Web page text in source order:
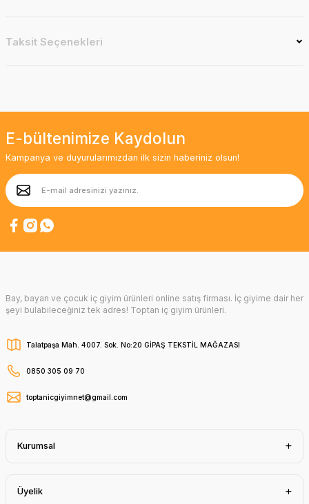
Taksit Seçenekleri
E-bültenimize Kaydolun
Kampanya ve duyurularımızdan ilk sizin haberiniz olsun!
Bay, bayan ve çocuk iç giyim ürünleri online satış firması. İç giyime dair her
şeyi bulabileceğiniz tek adres! Toptan iç giyim ürünleri.
Talatpaşa Mah. 4007. Sok. No:20 GİPAŞ TEKSTİL MAĞAZASI
0850 305 09 70
toptanicgiyimnet@gmail.com
Kurumsal
Üyelik